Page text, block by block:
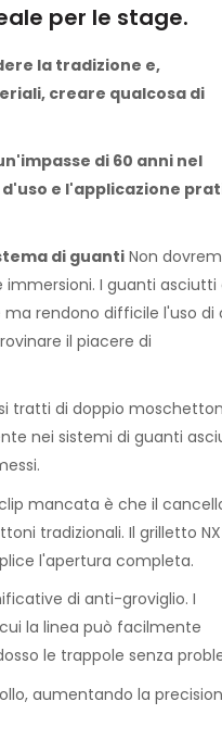
per le stage.
la tradizione e,
creare qualcosa di
di 60 anni nel
e l'applicazione
di guanti Non
I guanti asciutti
rendono difficile l'uso di
il piacere di
tratti di doppio
nei sistemi di guanti
mancata è che il
tradizionali. Il grilletto
l'apertura completa.
di anti-groviglio. I
la linea può facilmente
le trappole senza
aumentando la